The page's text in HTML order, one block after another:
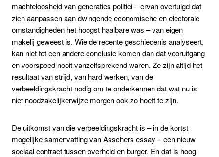
machteloosheid van generaties politici – ervan overtuigd dat
zich aanpassen aan dwingende economische en electorale
omstandigheden het hoogst haalbare was – van eigen
makelij geweest is. Wie de recente geschiedenis analyseert,
kan niet tot een andere conclusie komen dan dat vooruitgang
en voorspoed nooit vanzelfsprekend waren. Ze zijn altijd het
resultaat van strijd, van hard werken, van de
verbeeldingskracht nodig om te onderkennen dat wat nu is
niet noodzakelijkerwijze morgen ook zo hoeft te zijn.
De uitkomst van die verbeeldingskracht is – in de kortst
mogelijke samenvatting van Asschers essay – een nieuw
sociaal contract tussen overheid en burger. En dat is hoog